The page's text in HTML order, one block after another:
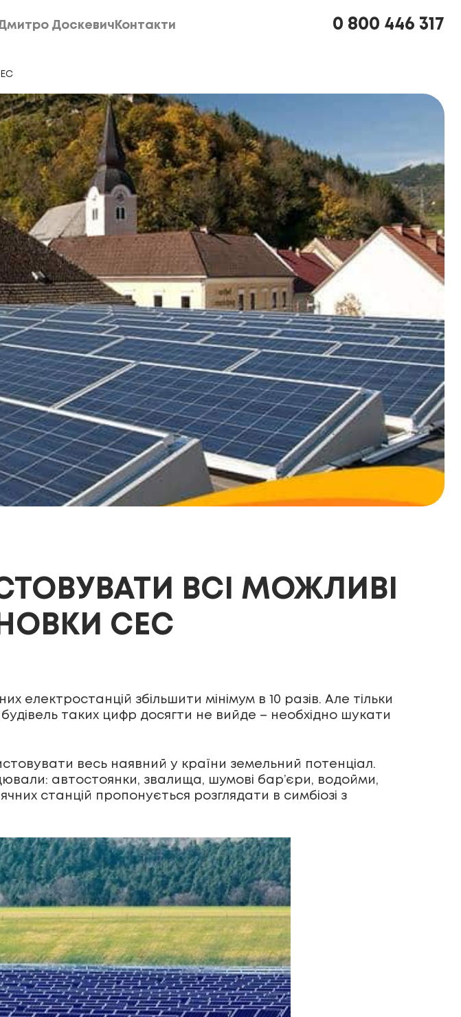
Доскевич Контакти
0 800 446 317
ВСІ МОЖЛИВІ
СЕС
електростанцій збільшити мінімум в 10 разів. Але тільки
таких цифр досягти не вийде – необхідно шукати
весь наявний у країни земельний потенціал.
автостоянки, звалища, шумові бар’єри, водойми,
станцій пропонується розглядати в симбіозі з